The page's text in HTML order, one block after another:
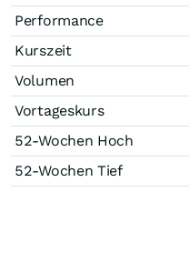
Performance
Kurszeit
Volumen
Vortageskurs
52-Wochen Hoch
52-Wochen Tief